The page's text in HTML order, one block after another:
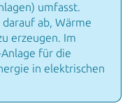
umfasst.
ab, Wärme
erzeugen. Im
für die
in elektrischen